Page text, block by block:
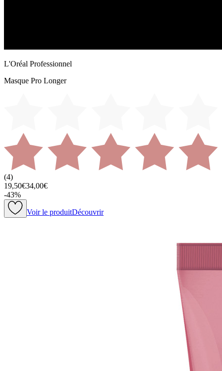
L'Oréal Professionnel
Masque Pro Longer
(4)
19,50€34,00€
-43%
Voir le produitDécouvrir